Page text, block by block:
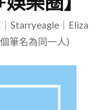
Starryeagle｜Eliza
筆名為同一人)